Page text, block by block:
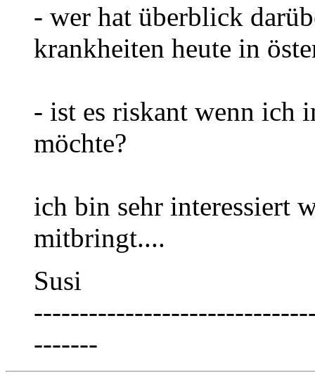
- wer hat überblick
krankheiten heute in
- ist es riskant wenn ich
möchte?
ich bin sehr interessiert
mitbringt....
Susi
-------